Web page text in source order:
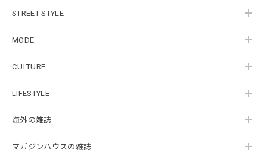
STREET STYLE
MODE
CULTURE
LIFESTYLE
海外の雑誌
マガジンハウスの雑誌